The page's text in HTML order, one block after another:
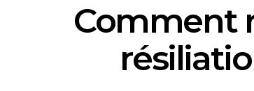
Comment